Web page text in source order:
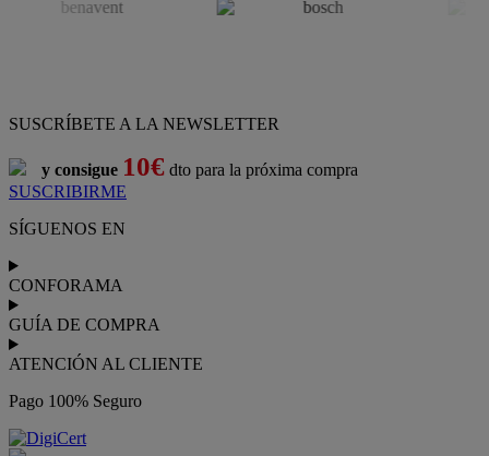
SUSCRÍBETE A LA NEWSLETTER
y consigue 10€ dto para la próxima compra
SUSCRIBIRME
SÍGUENOS EN
CONFORAMA
GUÍA DE COMPRA
ATENCIÓN AL CLIENTE
Pago 100% Seguro